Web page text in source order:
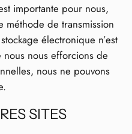
importante pour nous,
méthode de transmission
électronique n’est
nous efforcions de
nous ne pouvons
SITES